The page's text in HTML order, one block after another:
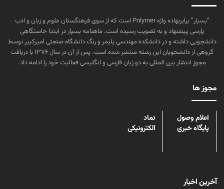
“بسپار” برابرنهاده واژه Polymer است که از سوی فرهنگستان علوم و زبان و ادب
پارسی پیشنهاد و به تصویب رسیده است. ماهنامه بسپار در ابتدا خاستگاهی
دانشجویی داشته و در دانشکده مهندسی پلیمر و رنگ دانشگاه صنعتی امیرکبیر توسط
گروهی از دانشجویان این رشته منتشر شده است. پس از آن در سال ۱۳۷۶ با دریافت
مجوز انتشار بین المللی به دو زبان فارسی و انگلیسی فعالیت خود را ادامه داد.
مجوز ها
اعلام وصول
پایگاه خبری
نماد
الکترونیکی
آخرین اخبار